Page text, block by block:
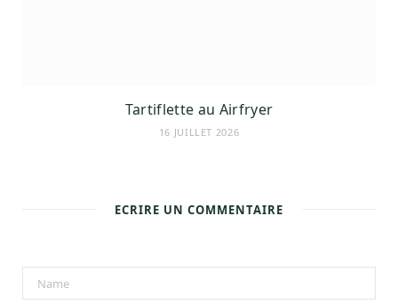
Tartiflette au Airfryer
16 JUILLET 2026
ECRIRE UN COMMENTAIRE